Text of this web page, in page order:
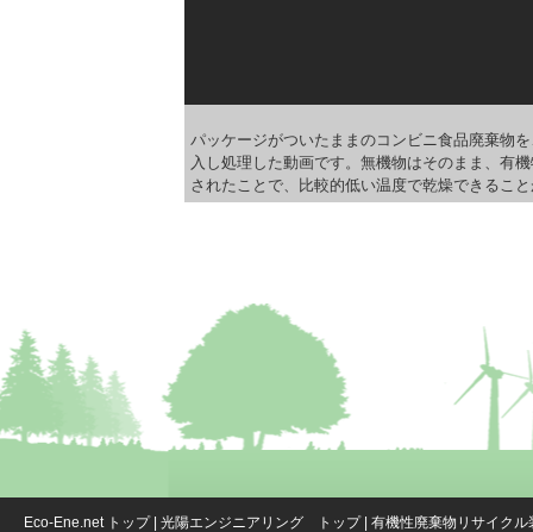
パッケージがついたままのコンビニ食品廃棄物
入し処理した動画です。 無機物はそのまま、有
されたことで、比較的低い温度で乾燥できるこ
Eco-Ene.net トップ| 光陽エンジニアリング トップ| 有機性廃棄物リサイク